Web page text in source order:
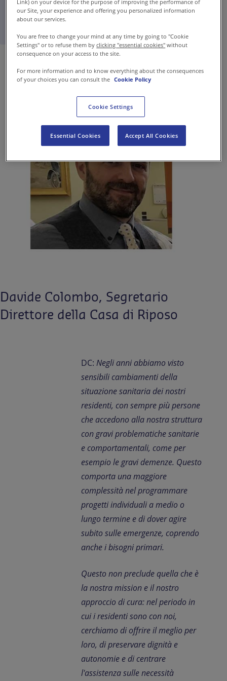
senior
Davide Colombo, Segretario
Direttore della Casa di Riposo
DC: Negli anni abbiamo visto
sensibili cambiamenti della
situazione sanitaria dei nostri
residenti, con sempre più persone
che accedono alla nostra struttura
con gravi problematiche sanitarie
e comportamentali, come per
esempio le gravi demenze. Questo
comporta una maggiore
complessità nel programmare
progetti individuali a medio o
lungo termine e di dover agire
subito sulle emergenze, coprendo
anche i bisogni primari.
Questo non preclude quella che è
la nostra mission e il nostro
approccio di cura: nel periodo in
cui i residenti sono con noi,
cerchiamo di offrire il meglio per
loro, di preservare dignità e
autonomie e di centrare
l'assistenza sulle necessità
Link) on your device for the purpose of improving the performance of
our Site, your experience and offering you personalized information
about our services.
You are free to change your mind at any time by going to "Cookie
Settings" or to refuse them byclicking "essential cookies" without
consequence on your access to the site.
For more information and to know everything about the consequences
of your choices you can consult the Cookie Policy
Cookie Settings
Essential Cookies Accept All Cookies